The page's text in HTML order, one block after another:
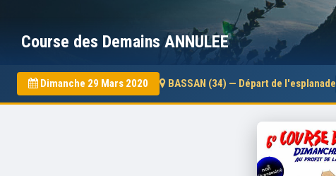
Course des Demains ANNULEE
Dimanche 29 Mars 2020 BASSAN (34) — Départ de l'esplanade